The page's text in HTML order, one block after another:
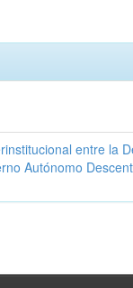
entre la
Autónomo